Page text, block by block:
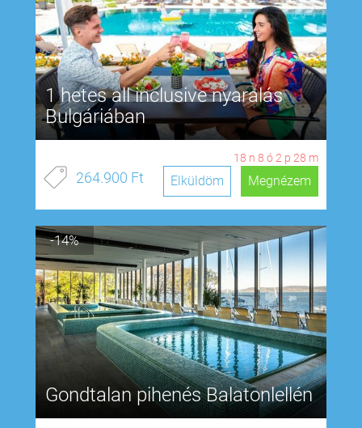
1 hetes all inclusive nyaralás
Bulgáriában
18 n 8 ó 2 p 28 m
264.900 Ft Megnézem
Elküldöm
-14%
Gondtalan pihenés Balatonlellén